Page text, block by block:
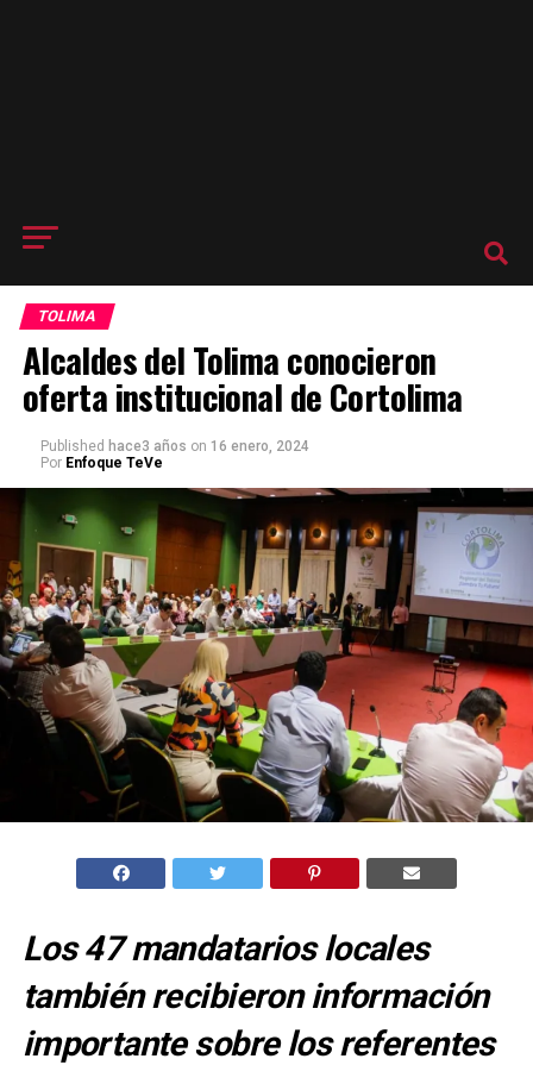
TOLIMA
Alcaldes del Tolima conocieron
oferta institucional de Cortolima
Published hace3 años on 16 enero, 2024
Por Enfoque TeVe
Los 47 mandatarios locales
también recibieron información
importante sobre los referentes